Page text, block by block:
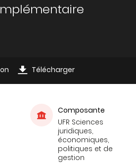
Télécharger
Composante
UFR Sciences
juridiques,
économiques,
politiques et de
gestion